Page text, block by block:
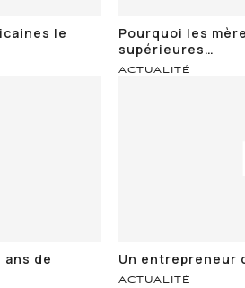
le
Pourquoi les
supérieures…
ACTUALITÉ
ans de
Un entrepreneur
ACTUALITÉ